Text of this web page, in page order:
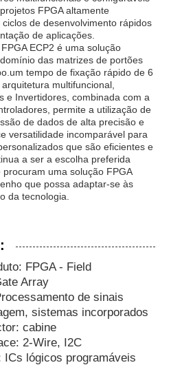
de MCU
IC
GOLE
FPGA altamente
de desenvolvimento rápidos
de aplicações.
ECP2 é uma solução
das matrizes de portões
tempo de fixação rápido de 6
multifuncional,
e Invertidores, combinada com a
permite a utilização de
de dados de alta precisão e
versatilidade incomparável para
que são eficientes e
a ser a escolha preferida
uma solução FPGA
que possa adaptar-se às
da tecnologia.
FPGA - Field
Array
de sinais
sistemas incorporados
cabine
2-Wire, I2C
ICs lógicos programáveis